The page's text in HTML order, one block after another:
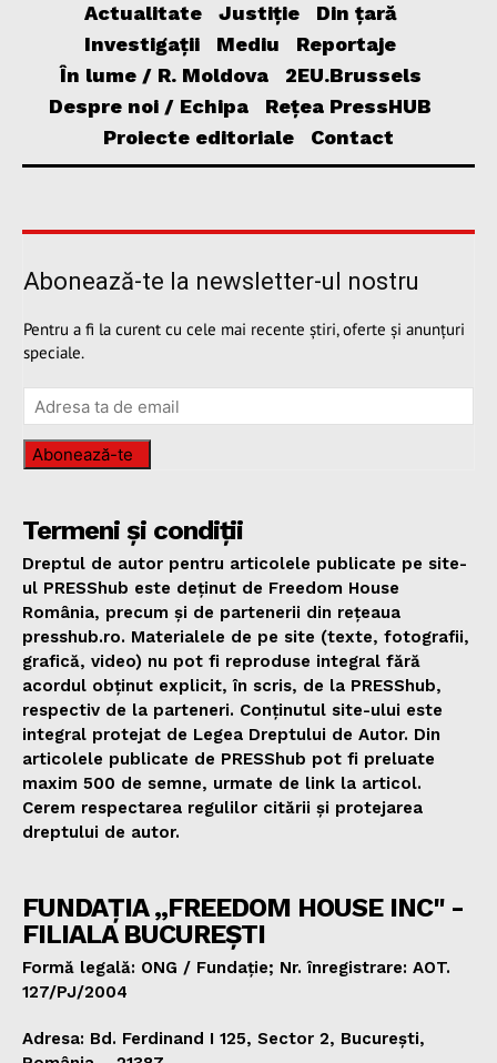
Actualitate Justiție
Din țară
Investigații
Mediu
Reportaje
În lume / R. Moldova
2EU.Brussels
Despre noi / Echipa
Rețea PressHUB
Proiecte editoriale
Contact
Abonează-te la newsletter-ul nostru
Pentru a fi la curent cu cele mai recente știri, oferte și anunțuri
speciale.
Abonează-te
Termeni și condiții
Dreptul de autor pentru articolele publicate pe site-
ul PRESShub este deținut de Freedom House
România, precum și de partenerii din rețeaua
presshub.ro. Materialele de pe site (texte, fotografii,
grafică, video) nu pot fi reproduse integral fără
acordul obținut explicit, în scris, de la PRESShub,
respectiv de la parteneri. Conținutul site-ului este
integral protejat de Legea Dreptului de Autor. Din
articolele publicate de PRESShub pot fi preluate
maxim 500 de semne, urmate de link la articol.
Cerem respectarea regulilor citării și protejarea
dreptului de autor.
FUNDAȚIA „FREEDOM HOUSE INC" -
FILIALA BUCUREȘTI
Formă legală: ONG / Fundație; Nr. înregistrare: AOT.
127/PJ/2004
Adresa: Bd. Ferdinand I 125, Sector 2, București,